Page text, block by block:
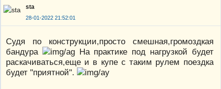
sta
28-01-2022 21:52:01
Судя по конструкции,просто смешная,громоздкая
бандура
На практике под нагрузкой будет
раскачиваться,еще и в купе с таким рулем поездка
будет "приятной".